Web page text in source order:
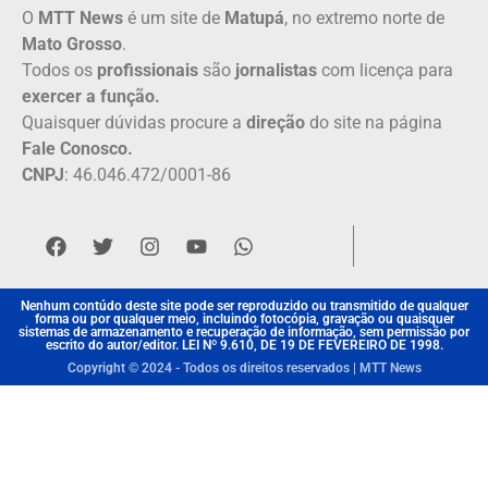
O MTT News é um site de Matupá, no extremo norte de
Mato Grosso.
Todos os profissionais são jornalistas com licença para
exercer a função.
Quaisquer dúvidas procure a direção do site na página
Fale Conosco.
CNPJ: 46.046.472/0001-86
Nenhum contúdo deste site pode ser reproduzido ou transmitido de qualquer
forma ou por qualquer meio, incluindo fotocópia, gravação ou quaisquer
sistemas de armazenamento e recuperação de informação, sem permissão por
escrito do autor/editor. LEI Nº 9.610, DE 19 DE FEVEREIRO DE 1998.
Copyright © 2024 - Todos os direitos reservados | MTT News